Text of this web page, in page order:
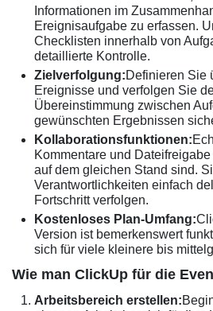
Informationen im
Ereignisaufgabe zu erfassen.
Checklisten innerhalb von
detaillierte Kontrolle.
Zielverfolgung:Definieren Sie
Ereignisse und verfolgen Sie
Übereinstimmung zwischen
gewünschten Ergebnissen
Kollaborationsfunktionen:
Kommentare und
auf dem gleichen Stand sind.
Verantwortlichkeiten einfach
Fortschritt verfolgen.
Kostenloses Plan-Umfang:
Version ist bemerkenswert
sich für viele kleinere bis
Wie man ClickUp für die
Arbeitsbereich erstellen: